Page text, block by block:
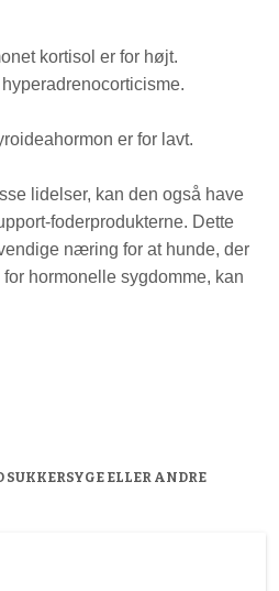
kortisol er for højt.
er for lavt.
lidelser, kan den også have
foderprodukterne. Dette
næring for at hunde, der
hormonelle sygdomme, kan
ELLER ANDRE